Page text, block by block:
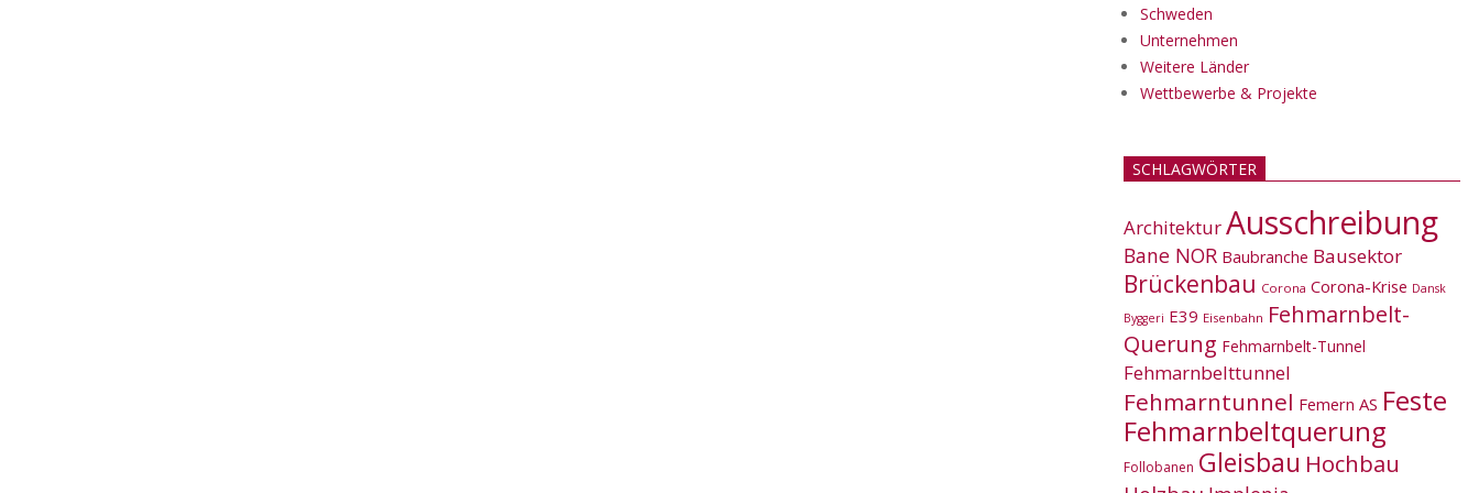
Schweden
Unternehmen
Weitere Länder
Wettbewerbe & Projekte
SCHLAGWÖRTER
ArchitekturAusschreibung
Bane NOR Baubranche Bausektor
Brückenbau Corona Corona-Krise Dansk
Byggeri E39 Eisenbahn Fehmarnbelt-
Querung Fehmarnbelt-Tunnel
Fehmarnbelttunnel
Fehmarntunnel Femern AS Feste
Fehmarnbeltquerung
Follobanen Gleisbau Hochbau